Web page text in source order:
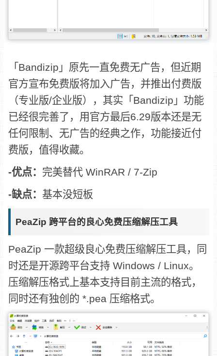
「Bandizip」原先一直免费无广告，但近期
官方宣布免费版将加入广告，并推出付费版
（专业版/企业版），其实「Bandizip」功能
已经很完善了，用官方最后6.29版本还是无
任何限制、无广告的经典之作，功能接近付
费版，值得收藏。
-优点： 完美替代 WinRAR / 7-Zip
-缺点： 基本没短板
PeaZip 跨平台的良心免费压缩解压工具
PeaZip 一款超级良心免费压缩解压工具，同
时还是开源跨平台支持 Windows / Linux。
压缩解压格式上基本支持目前主流的格式，
同时还有独创的 *.pea 压缩格式。